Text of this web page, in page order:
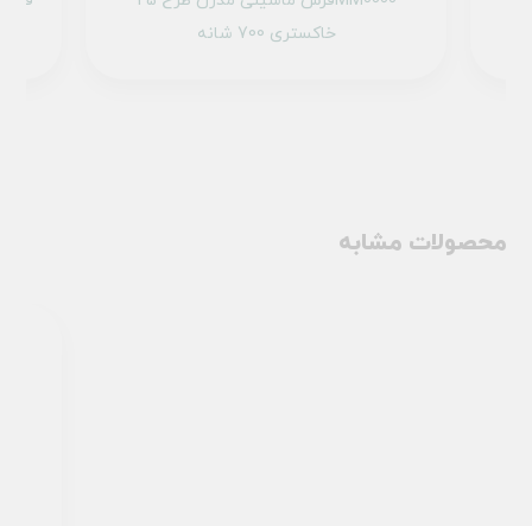
خاکستری 700 شانه
محصولات مشابه